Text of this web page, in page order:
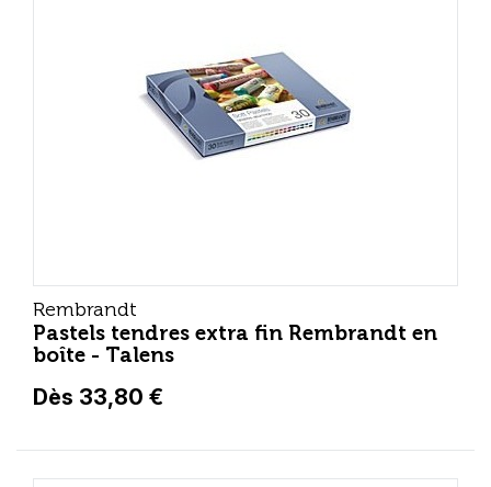
Rembrandt
Pastels tendres extra fin Rembrandt en
boîte - Talens
Dès 33,80 €